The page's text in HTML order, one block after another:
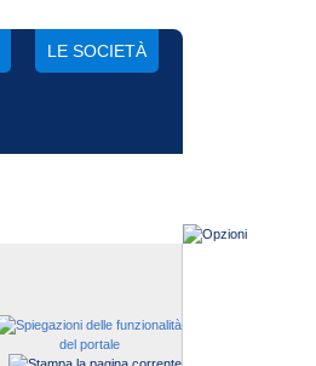
LE SOCIETÀ